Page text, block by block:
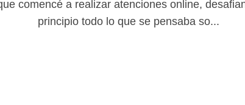
comencé a realizar atenciones online,
principio todo lo que se pensaba so...